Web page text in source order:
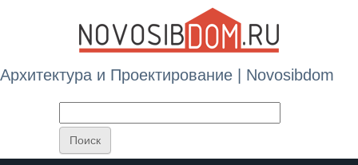
Архитектура и Проектирование | Novosibdom